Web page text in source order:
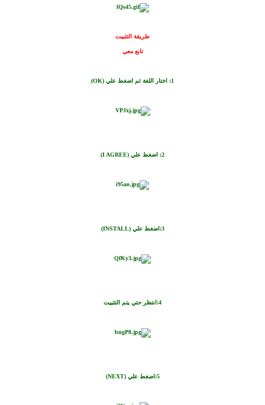
طريقة التثبيت
تابع معي
1: اختار اللغة ثم اضغط علي ( OK
)
2: اضغط علي (I AGREE)
3:اضغط علي (INSTALL)
4: انتظر حتي يتم التثبيت
5:اضغط علي (NEXT)